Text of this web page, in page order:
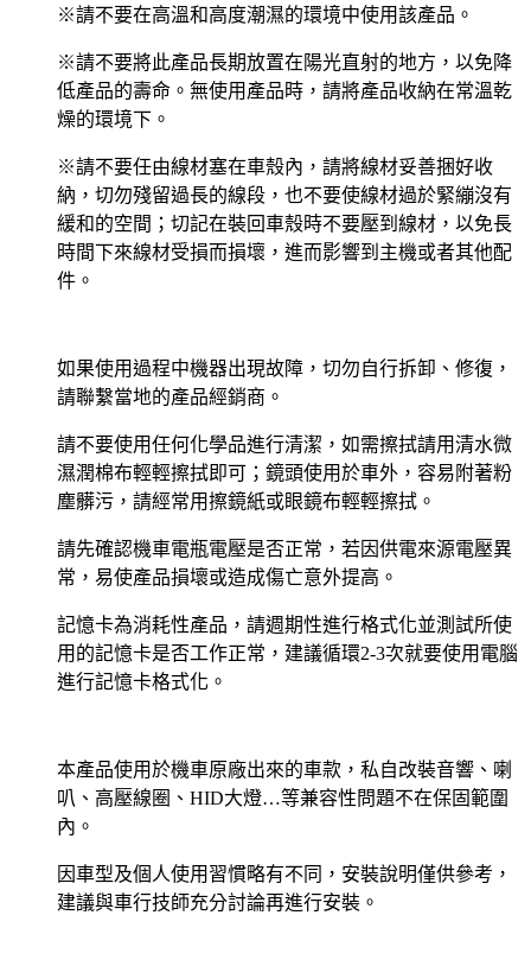
※請不要在高溫和高度潮濕的環境中使用該產品。
※請不要將此產品長期放置在陽光直射的地方，以免降
低產品的壽命。無使用產品時，請將產品收納在常溫乾
燥的環境下。
※請不要任由線材塞在車殼內，請將線材妥善捆好收
納，切勿殘留過長的線段，也不要使線材過於緊繃沒有
緩和的空間；切記在裝回車殼時不要壓到線材，以免長
時間下來線材受損而損壞，進而影響到主機或者其他配
件。
如果使用過程中機器出現故障，切勿自行拆卸、修復，
請聯繫當地的產品經銷商。
請不要使用任何化學品進行清潔，如需擦拭請用清水微
濕潤棉布輕輕擦拭即可；鏡頭使用於車外，容易附著粉
塵髒污，請經常用擦鏡紙或眼鏡布輕輕擦拭。
請先確認機車電瓶電壓是否正常，若因供電來源電壓異
常，易使產品損壞或造成傷亡意外提高。
記憶卡為消耗性產品，請週期性進行格式化並測試所使
用的記憶卡是否工作正常，建議循環2-3次就要使用電腦
進行記憶卡格式化。
本產品使用於機車原廠出來的車款，私自改裝音響、喇
叭、高壓線圈、HID大燈…等兼容性問題不在保固範圍
內。
因車型及個人使用習慣略有不同，安裝說明僅供參考，
建議與車行技師充分討論再進行安裝。